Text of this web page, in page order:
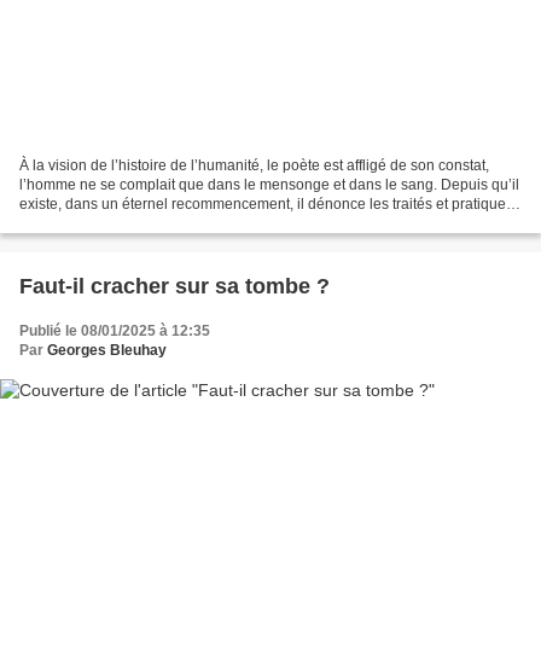
À la vision de l’histoire de l’humanité, le poète est affligé de son constat,
l’homme ne se complait que dans le mensonge et dans le sang. Depuis qu’il
existe, dans un éternel recommencement, il dénonce les traités et pratique
Faut-il cracher sur sa tombe ?
Publié le 08/01/2025 à 12:35
Par Georges Bleuhay